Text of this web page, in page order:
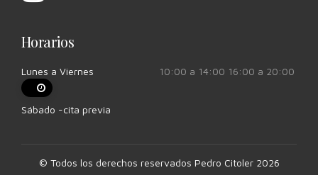
Horarios
Lunes a Viernes 10:00 a 14:00 16:00 a 20:00
Sábado -cita previa
© Todos los derechos reservados Pedro Citoler 2026